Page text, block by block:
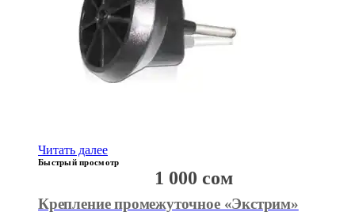
Читать далее
Быстрый просмотр
Крепление промежуточное «Экстрим»
1 000 сом